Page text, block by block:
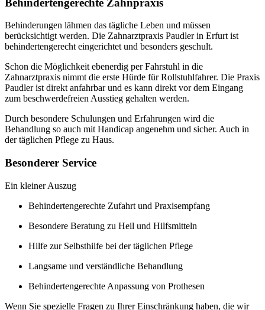
Behinderungen lähmen das tägliche Leben und müssen
berücksichtigt werden. Die Zahnarztpraxis Paudler in Erfurt ist
behindertengerecht eingerichtet und besonders geschult.
Schon die Möglichkeit ebenerdig per Fahrstuhl in die
Zahnarztpraxis nimmt die erste Hürde für Rollstuhlfahrer. Die Praxis
Paudler ist direkt anfahrbar und es kann direkt vor dem Eingang
zum beschwerdefreien Ausstieg gehalten werden.
Durch besondere Schulungen und Erfahrungen wird die
Behandlung so auch mit Handicap angenehm und sicher. Auch in
der täglichen Pflege zu Haus.
Besonderer Service
Ein kleiner Auszug
Behindertengerechte Zufahrt und Praxisempfang
Besondere Beratung zu Heil und Hilfsmitteln
Hilfe zur Selbsthilfe bei der täglichen Pflege
Langsame und verständliche Behandlung
Behindertengerechte Anpassung von Prothesen
Wenn Sie spezielle Fragen zu Ihrer Einschränkung haben, die wir